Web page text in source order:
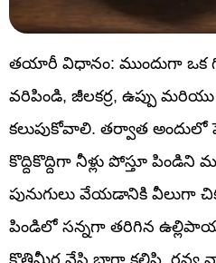
తయారీ విధానం: ముందుగా ఒక
వరిపిండి, జీలకర్ర, ఉప్పు
కలుపుకోవాలి. తర్వాత అందులో
కొద్దికొద్దిగా నీళ్లు పోస్తూ
పునుగులు వేయడానికి వీలుగా
పిండిలో సన్నగా తరిగిన
కొత్తిమీర వేసి బాగా కలిపి, రవ్వ